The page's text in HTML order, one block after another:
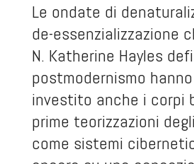
Le ondate di
de-essenzializzazione
N. Katherine Hayles
postmodernismo
investito anche i corpi
prime teorizzazioni
come sistemi